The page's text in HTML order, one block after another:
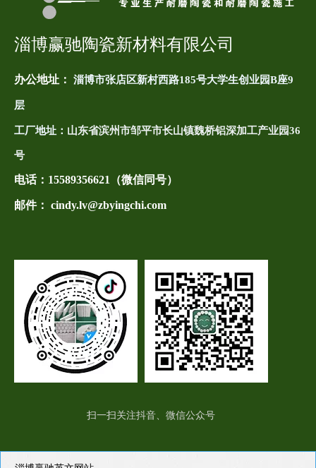
淄博赢驰陶瓷新材料有限公司
办公地址： 淄博市张店区新村西路185号大学生创业园B座9
层
工厂地址： 山东省滨州市邹平市长山镇魏桥铝深加工产业园36
号
电话： 15589356621（微信同号）
邮件： cindy.lv@zbyingchi.com
扫一扫关注抖音、微信公众号